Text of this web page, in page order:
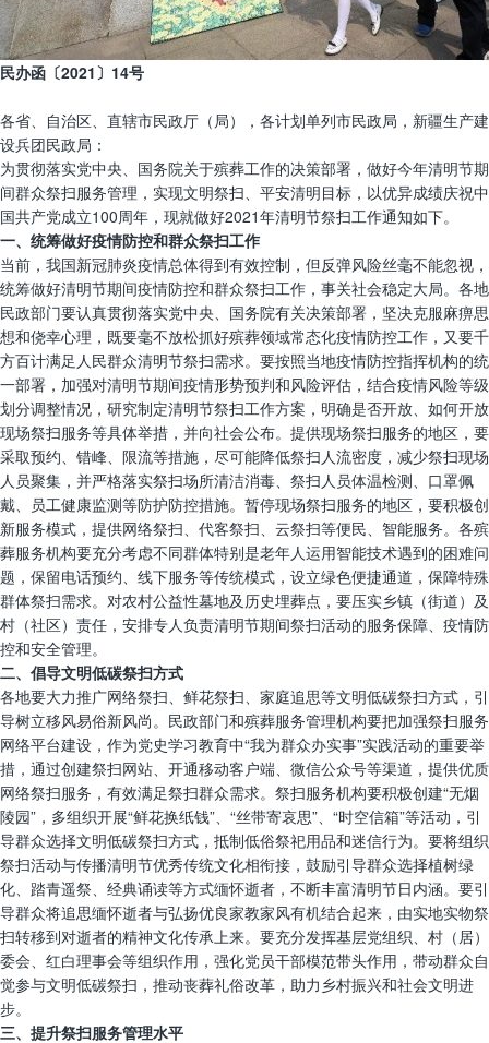
民办函〔2021〕14号
各省、自治区、直辖市民政厅（局），各计划单列市民政局，新疆生产建
设兵团民政局：
为贯彻落实党中央、国务院关于殡葬工作的决策部署，做好今年清明节期
间群众祭扫服务管理，实现文明祭扫、平安清明目标，以优异成绩庆祝中
国共产党成立100周年，现就做好2021年清明节祭扫工作通知如下。
一、统筹做好疫情防控和群众祭扫工作
当前，我国新冠肺炎疫情总体得到有效控制，但反弹风险丝毫不能忽视，
统筹做好清明节期间疫情防控和群众祭扫工作，事关社会稳定大局。各地
民政部门要认真贯彻落实党中央、国务院有关决策部署，坚决克服麻痹思
想和侥幸心理，既要毫不放松抓好殡葬领域常态化疫情防控工作，又要千
方百计满足人民群众清明节祭扫需求。要按照当地疫情防控指挥机构的统
一部署，加强对清明节期间疫情形势预判和风险评估，结合疫情风险等级
划分调整情况，研究制定清明节祭扫工作方案，明确是否开放、如何开放
现场祭扫服务等具体举措，并向社会公布。提供现场祭扫服务的地区，要
采取预约、错峰、限流等措施，尽可能降低祭扫人流密度，减少祭扫现场
人员聚集，并严格落实祭扫场所清洁消毒、祭扫人员体温检测、口罩佩
戴、员工健康监测等防护防控措施。暂停现场祭扫服务的地区，要积极创
新服务模式，提供网络祭扫、代客祭扫、云祭扫等便民、智能服务。各殡
葬服务机构要充分考虑不同群体特别是老年人运用智能技术遇到的困难问
题，保留电话预约、线下服务等传统模式，设立绿色便捷通道，保障特殊
群体祭扫需求。对农村公益性墓地及历史埋葬点，要压实乡镇（街道）及
村（社区）责任，安排专人负责清明节期间祭扫活动的服务保障、疫情防
控和安全管理。
二、倡导文明低碳祭扫方式
各地要大力推广网络祭扫、鲜花祭扫、家庭追思等文明低碳祭扫方式，引
导树立移风易俗新风尚。民政部门和殡葬服务管理机构要把加强祭扫服务
网络平台建设，作为党史学习教育中“我为群众办实事”实践活动的重要举
措，通过创建祭扫网站、开通移动客户端、微信公众号等渠道，提供优质
网络祭扫服务，有效满足祭扫群众需求。祭扫服务机构要积极创建“无烟
陵园”，多组织开展“鲜花换纸钱”、“丝带寄哀思”、“时空信箱”等活动，引
导群众选择文明低碳祭扫方式，抵制低俗祭祀用品和迷信行为。要将组织
祭扫活动与传播清明节优秀传统文化相衔接，鼓励引导群众选择植树绿
化、踏青遥祭、经典诵读等方式缅怀逝者，不断丰富清明节日内涵。要引
导群众将追思缅怀逝者与弘扬优良家教家风有机结合起来，由实地实物祭
扫转移到对逝者的精神文化传承上来。要充分发挥基层党组织、村（居）
委会、红白理事会等组织作用，强化党员干部模范带头作用，带动群众自
觉参与文明低碳祭扫，推动丧葬礼俗改革，助力乡村振兴和社会文明进
步。
三、提升祭扫服务管理水平